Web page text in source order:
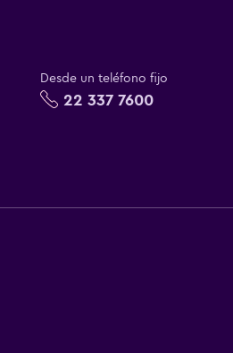
Desde un teléfono fijo
22 337 7600